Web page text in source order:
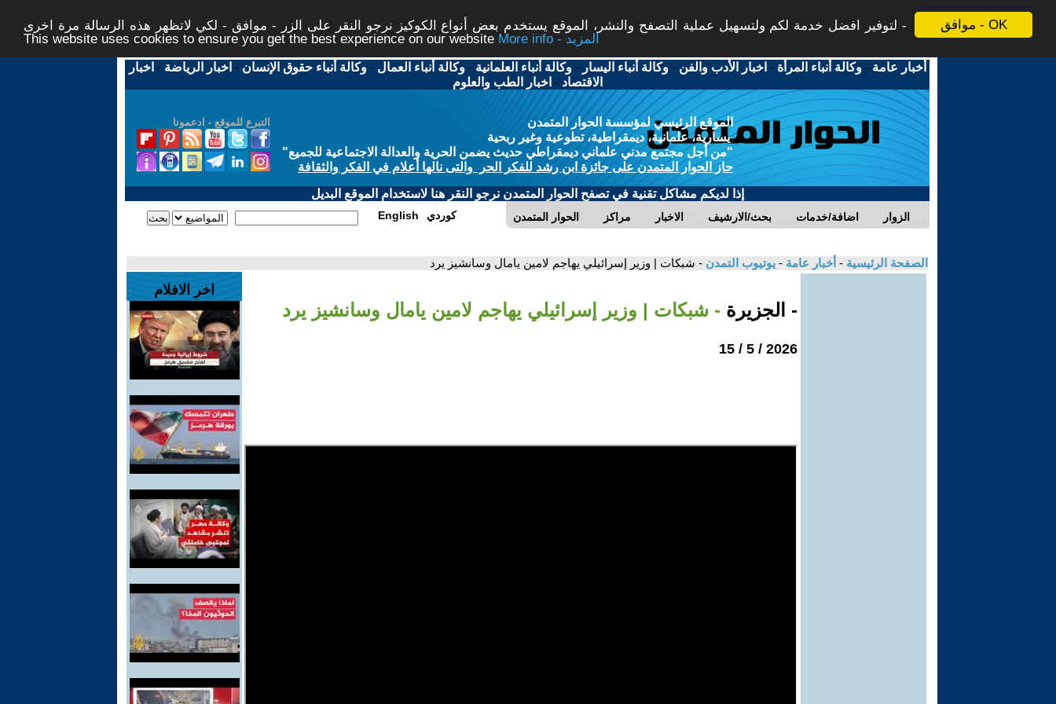
موافق - OK
لتوفير افضل خدمة لكم ولتسهيل عملية التصفح والنشر، الموقع يستخدم بعض أنواع الكوكيز نرجو النقر على الزر - موافق - لكي لاتظهر هذه الرسالة مرة اخرى -
This website uses cookies to ensure you get the best experience on our website
More info - المزيد
أخبار عامة -وكالة أنباء المرأة - اخبار الأدب والفن -وكالة أنباء اليسار -وكالة أنباء العلمانية -وكالة أنباء العمال -وكالة أنباء حقوق الإنسان - اخبار الرياضة - اخبار
الاقتصاد - اخبار الطب والعلوم
التبرع للموقع - ادعمونا
الموقع الرئيسي لمؤسسة الحوار المتمدن
يسارية، علمانية، ديمقراطية، تطوعية وغير ربحية
"من أجل مجتمع مدني علماني ديمقراطي حديث يضمن الحرية والعدالة الاجتماعية للجميع"
حاز الحوار المتمدن على جائزة ابن رشد للفكر الحر والتى نالها أعلام في الفكر والثقافة
إذا لديكم مشاكل تقنية في تصفح الحوار المتمدن نرجو النقر هنا لاستخدام الموقع البديل
الحوار المتمدن مراكز الاخبار بحث/الارشيف اضافة/خدمات الزوار English كوردي
الصفحة الرئيسية - أخبار عامة - يوتيوب التمدن - شبكات | وزير إسرائيلي يهاجم لامين يامال وسانشيز يرد
- الجزيرة - شبكات | وزير إسرائيلي يهاجم لامين يامال وسانشيز يرد
2026 / 5 / 15
اخر الافلام